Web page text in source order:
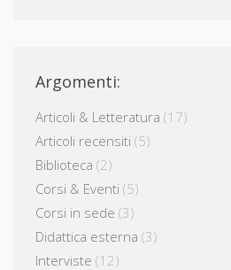
Argomenti:
Articoli & Letteratura (17)
Articoli recensiti (5)
Biblioteca (2)
Corsi & Eventi (5)
Corsi in sede (3)
Didattica esterna (3)
Interviste (12)